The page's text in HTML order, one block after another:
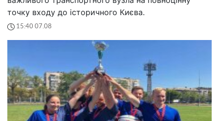
точку входу до історичного Києва.
15:40 07.08